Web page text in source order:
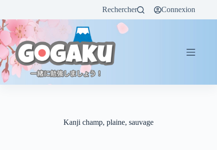
Rechercher Connexion
Kanji champ, plaine, sauvage